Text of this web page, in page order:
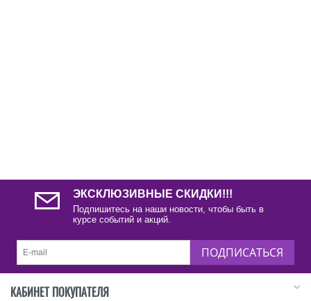
ЭКСКЛЮЗИВНЫЕ СКИДКИ!!!
Подпишитесь на наши новости, чтобы быть в
курсе событий и акций.
ПОДПИСАТЬСЯ
КАБИНЕТ ПОКУПАТЕЛЯ